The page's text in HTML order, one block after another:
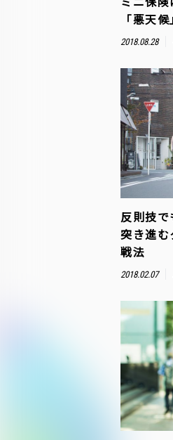
「悪天
2018.08.28
反則技
突き進む
戦法
2018.02.07